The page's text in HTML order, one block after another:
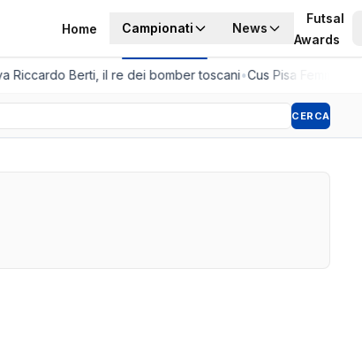
Home Campionati News
Futsal
Awards
Berti, il re dei bomber toscani•Cus Pisa Femminile,
CERCA